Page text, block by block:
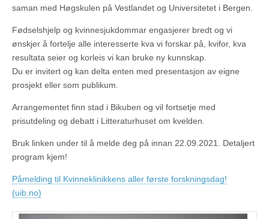
saman med Høgskulen på Vestlandet og Universitetet i Bergen.
Fødselshjelp og kvinnesjukdommar engasjerer bredt og vi
ønskjer å fortelje alle interesserte kva vi forskar på, kvifor, kva
resultata seier og korleis vi kan bruke ny kunnskap.
Du er invitert og kan delta enten med presentasjon av eigne
prosjekt eller som publikum.
Arrangementet finn stad i Bikuben og vil fortsetje med
prisutdeling og debatt i Litteraturhuset om kvelden.
Bruk linken under til å melde deg på innan 22.09.2021. Detaljert
program kjem!
Påmelding til Kvinneklinikkens aller første forskningsdag!
(uib.no)